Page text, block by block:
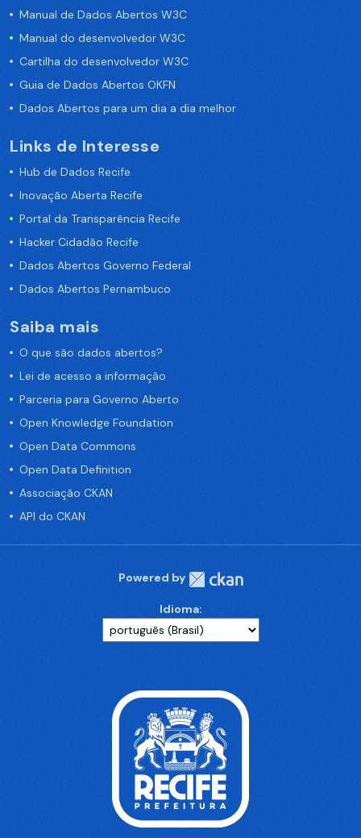
Manual de Dados Abertos W3C
Manual do desenvolvedor W3C
Cartilha do desenvolvedor W3C
Guia de Dados Abertos OKFN
Dados Abertos para um dia a dia melhor
Links de Interesse
Hub de Dados Recife
Inovação Aberta Recife
Portal da Transparência Recife
Hacker Cidadão Recife
Dados Abertos Governo Federal
Dados Abertos Pernambuco
Saiba mais
O que são dados abertos?
Lei de acesso a informação
Parceria para Governo Aberto
Open Knowledge Foundation
Open Data Commons
Open Data Definition
Associação CKAN
API do CKAN
Powered by
Idioma